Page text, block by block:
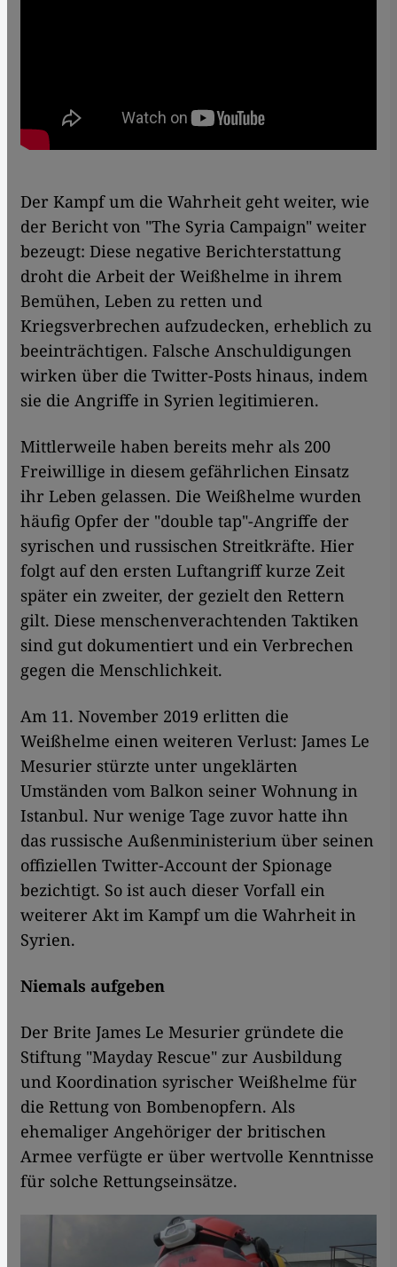
Der Kampf um die Wahrheit geht weiter, wie
der Bericht von "The Syria Campaign" weiter
bezeugt: Diese negative Berichterstattung
droht die Arbeit der Weißhelme in ihrem
Bemühen, Leben zu retten und
Kriegsverbrechen aufzudecken, erheblich zu
beeinträchtigen. Falsche Anschuldigungen
wirken über die Twitter-Posts hinaus, indem
sie die Angriffe in Syrien legitimieren.
Mittlerweile haben bereits mehr als 200
Freiwillige in diesem gefährlichen Einsatz
ihr Leben gelassen. Die Weißhelme wurden
häufig Opfer der "double tap"-Angriffe der
syrischen und russischen Streitkräfte. Hier
folgt auf den ersten Luftangriff kurze Zeit
später ein zweiter, der gezielt den Rettern
gilt. Diese menschenverachtenden Taktiken
sind gut dokumentiert und ein Verbrechen
gegen die Menschlichkeit.
Am 11. November 2019 erlitten die
Weißhelme einen weiteren Verlust: James Le
Mesurier stürzte unter ungeklärten
Umständen vom Balkon seiner Wohnung in
Istanbul. Nur wenige Tage zuvor hatte ihn
das russische Außenministerium über seinen
offiziellen Twitter-Account der Spionage
bezichtigt. So ist auch dieser Vorfall ein
weiterer Akt im Kampf um die Wahrheit in
Syrien.
Niemals aufgeben
Der Brite James Le Mesurier gründete die
Stiftung "Mayday Rescue" zur Ausbildung
und Koordination syrischer Weißhelme für
die Rettung von Bombenopfern. Als
ehemaliger Angehöriger der britischen
Armee verfügte er über wertvolle Kenntnisse
für solche Rettungseinsätze.